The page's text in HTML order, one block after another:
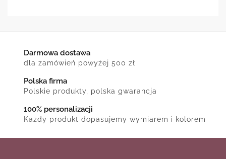
Darmowa dostawa
dla zamówień powyżej 500 zł
Polska firma
Polskie produkty, polska gwarancja
100% personalizacji
Każdy produkt dopasujemy wymiarem i kolorem